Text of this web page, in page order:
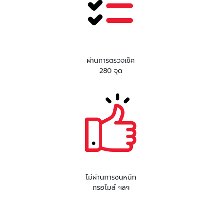
ผ่านการตรวจเช็ค
280 จุด
ไม่ผ่านการชนหนัก
กรอไมล์ ฯลฯ